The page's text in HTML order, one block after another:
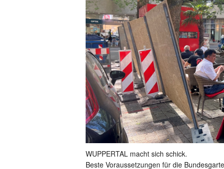
WUPPERTAL macht sich schick.
Beste Voraussetzungen für die